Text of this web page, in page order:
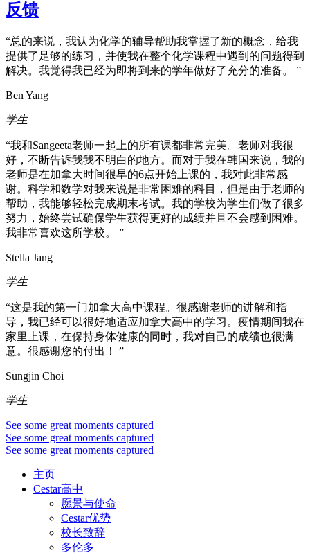
反馈
“总的来说，我认为化学的辅导帮助我掌握了新的概念，给我
提供了足够的练习，并使我在整个化学课程中遇到的问题得到
解决。我觉得我已经为即将到来的学年做好了充分的准备。 ”
Ben Yang
学生
“我和Sangeeta老师一起上的所有课都非常完美。老师对我很
好，不断告诉我我不明白的地方。而对于我在韩国来说，我的
老师是在加拿大时间很早的6点开始上课的，我对此非常感
谢。科学和数学对我来说是非常困难的科目，但是由于老师的
帮助，我能够轻松完成期末考试。我的学校为学生们做了很多
努力，始终尝试确保学生获得更好的成绩并且不会感到困难。
我非常喜欢这所学校。 ”
Stella Jang
学生
“这是我的第一门加拿大高中课程。很感谢老师的讲解和指
导，我已经可以很好地适应加拿大高中的学习。疫情期间我在
家里上课，在保持身体健康的同时，我对自己的成绩也很满
意。很感谢您的付出！ ”
Sungjin Choi
学生
See some great moments captured
See some great moments captured
See some great moments captured
主页
Cestar高中
愿景与使命
Cestar优势
校长致辞
多伦多